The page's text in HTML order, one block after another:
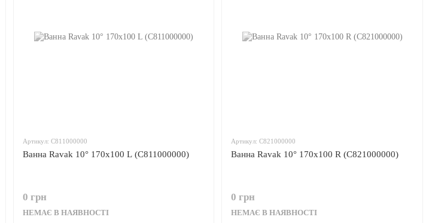
Артикул: C811000000
Ванна Ravak 10° 170x100 L (C811000000)
0 грн
НЕМАЄ В НАЯВНОСТІ
Артикул: C821000000
Ванна Ravak 10° 170x100 R (C821000000)
0 грн
НЕМАЄ В НАЯВНОСТІ